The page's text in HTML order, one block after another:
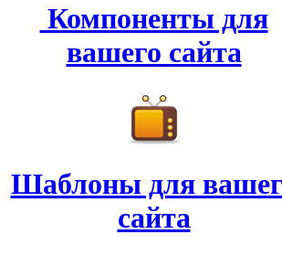
Компоненты для
вашего сайта
Шаблоны для
сайта